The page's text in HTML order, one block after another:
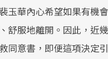
玉華內心希望如果有機
舒服地離開。因此，近
同意書，即便這項決定